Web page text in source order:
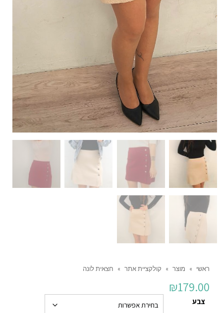
ראשי » מוצר » קולקציית אתר » חצאית לונה
₪179.00
צבע